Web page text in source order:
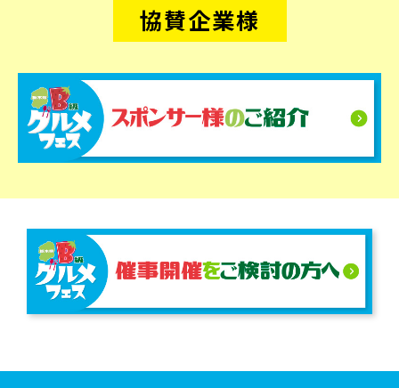
協賛企業様